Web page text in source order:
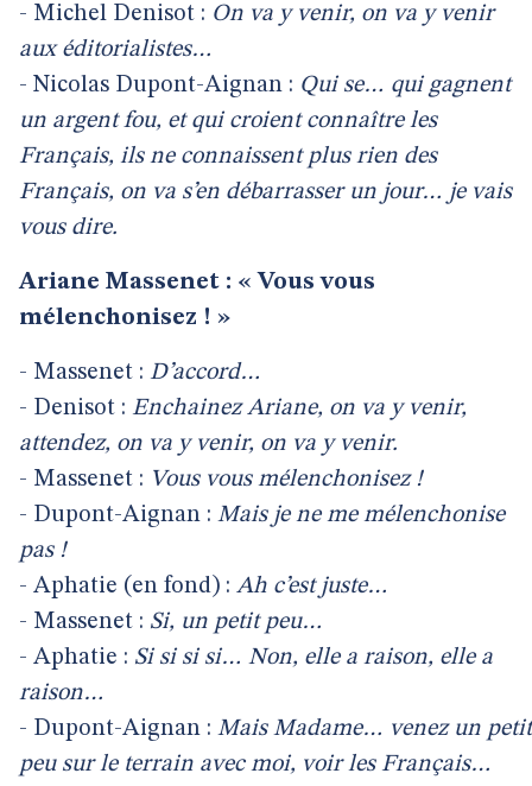
- Michel Denisot : On va y venir, on va y venir
aux éditorialistes…
- Nicolas Dupont-Aignan : Qui se… qui gagnent
un argent fou, et qui croient connaître les
Français, ils ne connaissent plus rien des
Français, on va s’en débarrasser un jour… je vais
vous dire.
Ariane Massenet : « Vous vous
mélenchonisez ! »
- Massenet : D’accord…
- Denisot : Enchainez Ariane, on va y venir,
attendez, on va y venir, on va y venir.
- Massenet : Vous vous mélenchonisez !
- Dupont-Aignan : Mais je ne me mélenchonise
pas !
- Aphatie (en fond) : Ah c’est juste…
- Massenet : Si, un petit peu…
- Aphatie : Si si si si… Non, elle a raison, elle a
raison…
- Dupont-Aignan : Mais Madame… venez un petit
peu sur le terrain avec moi, voir les Français…